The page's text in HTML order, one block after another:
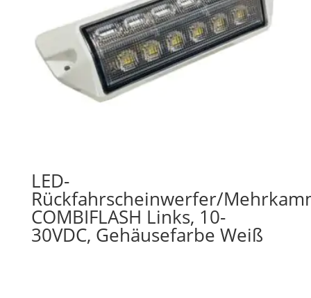
LED-
Rückfahrscheinwerfer/
COMBIFLASH Links, 10-
30VDC, Gehäusefarbe Weiß